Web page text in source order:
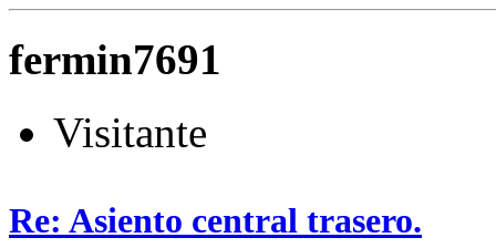
fermin7691
Visitante
Re: Asiento central trasero.